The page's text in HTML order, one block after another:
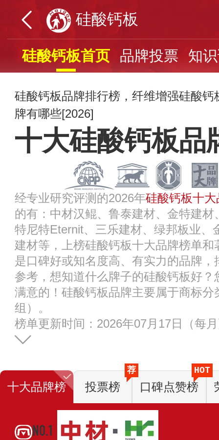
硅酸钙板
硅酸钙板首页 品牌投票 知
硅酸钙板品牌排行榜，纤维增强硅酸
牌有哪些[2026]
十大硅酸钙板品
经专业研究评测的2026年硅酸钙板十
的有：中材汉鲲、鲁泰建材、金特建
特尼特Eternit、三乐建材、绿邦板业、
建材等，上榜硅酸钙板十大品牌榜单
是口碑好或知名度高、有实力的品牌
参考，想知道什么牌子的硅酸钙板好
满意的！硅酸钙板品牌主要属于商标分
组）。
榜单更新时间：2026年07月17日（每
十大品牌榜 投票榜
荐
口碑点赞榜
HOT
NO.1